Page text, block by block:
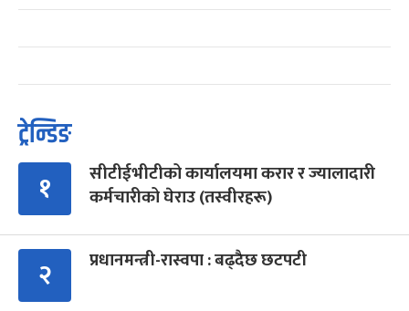
ट्रेन्डिङ
१
सीटीईभीटीको कार्यालयमा करार र ज्यालादारी
कर्मचारीको घेराउ (तस्वीरहरू)
२ प्रधानमन्त्री-रास्वपा : बढ्दैछ छटपटी